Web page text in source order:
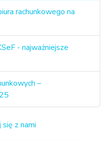
rachunkowego na
- najważniejsze
–
z nami